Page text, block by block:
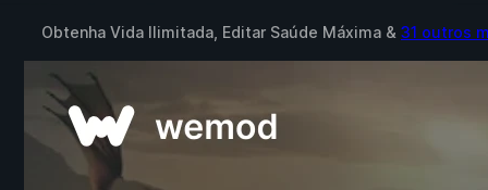
Obtenha Vida Ilimitada, Editar Saúde Máxima & 31 outros